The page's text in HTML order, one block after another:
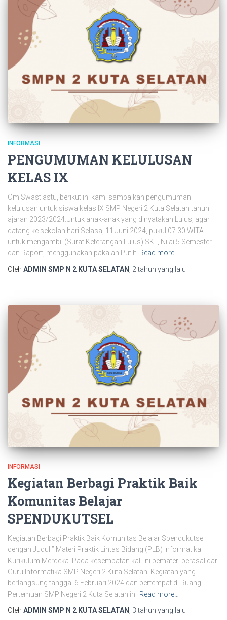
INFORMASI
PENGUMUMAN KELULUSAN
KELAS IX
Om Swastiastu, berikut ini kami sampaikan pengumuman
kelulusan untuk siswa kelas IX SMP Negeri 2 Kuta Selatan tahun
ajaran 2023/2024.Untuk anak-anak yang dinyatakan Lulus, agar
datang ke sekolah hari Selasa, 11 Juni 2024, pukul 07.30 WITA
untuk mengambil (Surat Keterangan Lulus) SKL, Nilai 5 Semester
dan Raport, menggunakan pakaian Putih Read more…
Oleh ADMIN SMP N 2 KUTA SELATAN , 2 tahun yang lalu
INFORMASI
Kegiatan Berbagi Praktik Baik
Komunitas Belajar
SPENDUKUTSEL
Kegiatan Berbagi Praktik Baik Komunitas Belajar Spendukutsel
dengan Judul ” Materi Praktik Lintas Bidang (PLB) Informatika
Kurikulum Merdeka. Pada kesempatan kali ini pemateri berasal dari
Guru Informatika SMP Negeri 2 Kuta Selatan. Kegiatan yang
berlangsung tanggal 6 Februari 2024 dan bertempat di Ruang
Pertemuan SMP Negeri 2 Kuta Selatan ini Read more…
Oleh ADMIN SMP N 2 KUTA SELATAN 3 tahun yang lalu